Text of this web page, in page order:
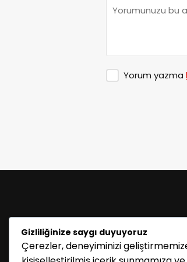
Yorum yazma
KATEGORİLER
Gizliliğinize saygı duyuyoruz
Çerezler, deneyiminizi